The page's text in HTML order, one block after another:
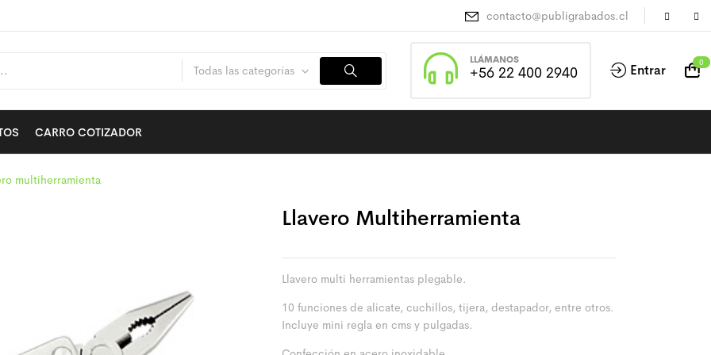
contacto@publigrabados.cl
Todas las categorías
LLÁMANOS
+56 22 400 2940 Entrar 0
CARRO COTIZADOR
multiherramienta
Llavero Multiherramienta
Llavero multi herramientas plegable.
10 funciones de alicate, cuchillos, tijera, destapador, entre otros.
Incluye mini regla en cms y pulgadas.